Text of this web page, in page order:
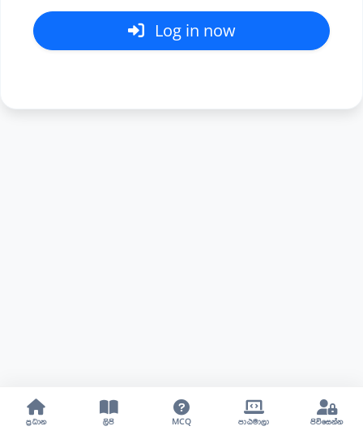
Log in now
ප්‍රධාන ලිපි MCQ පාඨමාලා පිවිසෙන්න